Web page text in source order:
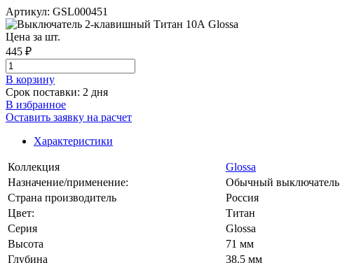
Артикул: GSL000451
Цена за шт.
445 ₽
В корзинy
Срок поставки: 2 дня
В избранное
Оставить заявку на расчет
Характеристики
Коллекция
Glossa
Назначение/применение:
Обычный выключатель
Страна производитель
Россия
Цвет:
Титан
Серия
Glossa
Высота
71 мм
Глубина
38.5 мм